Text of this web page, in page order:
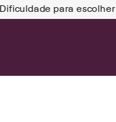
Dificuldade para